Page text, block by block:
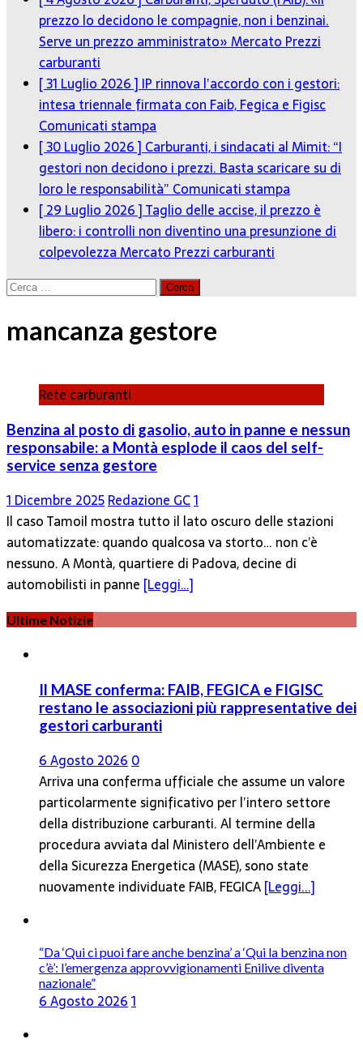
prezzo lo decidono le compagnie, non i benzinai.
Serve un prezzo amministrato»Mercato Prezzi
carburanti
[ 31 Luglio 2026 ]IP rinnova l’accordo con i gestori:
intesa triennale firmata con Faib, Fegica e Figisc
Comunicati stampa
[ 30 Luglio 2026 ]Carburanti, i sindacati al Mimit: “I
gestori non decidono i prezzi. Basta scaricare su di
loro le responsabilità”Comunicati stampa
[ 29 Luglio 2026 ]Taglio delle accise, il prezzo è
libero: i controlli non diventino una presunzione di
colpevolezzaMercato Prezzi carburanti
Ricerca
mancanza gestore
Rete carburanti
Benzina al posto di gasolio, auto in panne e nessun
responsabile: a Montà esplode il caos del self-
service senza gestore
1 Dicembre 2025Redazione GC1
Il caso Tamoil mostra tutto il lato oscuro delle stazioni
automatizzate: quando qualcosa va storto… non c’è
nessuno. A Montà, quartiere di Padova, decine di
automobilisti in panne [Leggi…]
Ultime Notizie
Il MASE conferma: FAIB, FEGICA e FIGISC
restano le associazioni più rappresentative dei
gestori carburanti
6 Agosto 2026 0
Arriva una conferma ufficiale che assume un valore
particolarmente significativo per l’intero settore
della distribuzione carburanti. Al termine della
procedura avviata dal Ministero dell’Ambiente e
della Sicurezza Energetica (MASE), sono state
nuovamente individuate FAIB, FEGICA[Leggi...]
“Da ‘Qui ci puoi fare anche benzina’ a ‘Qui la benzina non
c’è’: l’emergenza approvvigionamenti Enilive diventa
nazionale”
6 Agosto 20261